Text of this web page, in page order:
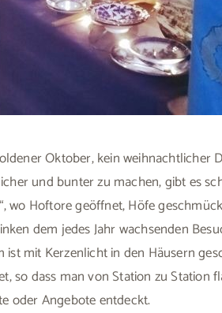
Oktober, kein weihnachtlicher
und bunter zu machen, gibt es
wo Hoftore geöffnet, Höfe
dem jedes Jahr wachsenden
mit Kerzenlicht in den Häusern
so dass man von Station zu Station
oder Angebote entdeckt.